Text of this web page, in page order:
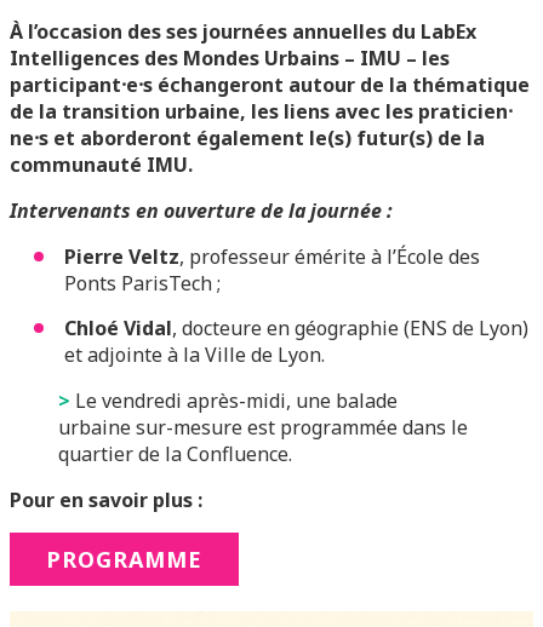
À l’occasion des ses journées annuelles du LabEx
Intelligences des Mondes Urbains – IMU – les
participant⸱e⸱s échangeront autour de la thématique
de la transition urbaine, les liens avec les praticien⸱
ne⸱s et aborderont également le(s) futur(s) de la
communauté IMU.
Intervenants en ouverture de la journée :
Pierre Veltz, professeur émérite à l’École des
Ponts ParisTech ;
Chloé Vidal, docteure en géographie (ENS de Lyon)
et adjointe à la Ville de Lyon.
> Le vendredi après-midi, une balade
urbainesur-mesure est programmée dans le
quartier de la Confluence.
Pour en savoir plus :
PROGRAMME